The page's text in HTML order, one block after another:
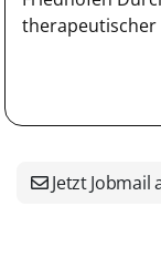
therapeutischer
Jetzt Jobmail